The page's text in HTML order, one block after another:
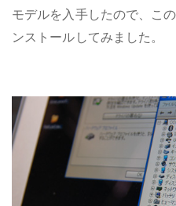
モデルを入手したので、こ
ンストールしてみました。